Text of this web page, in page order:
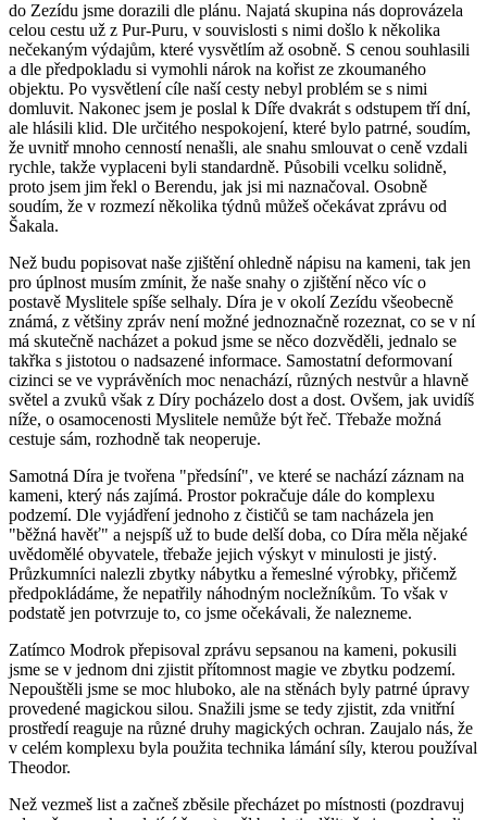
do Zezídu jsme dorazili dle plánu. Najatá skupina nás doprovázela
celou cestu už z Pur-Puru, v souvislosti s nimi došlo k několika
nečekaným výdajům, které vysvětlím až osobně. S cenou souhlasili
a dle předpokladu si vymohli nárok na kořist ze zkoumaného
objektu. Po vysvětlení cíle naší cesty nebyl problém se s nimi
domluvit. Nakonec jsem je poslal k Díře dvakrát s odstupem tří dní,
ale hlásili klid. Dle určitého nespokojení, které bylo patrné, soudím,
že uvnitř mnoho cenností nenašli, ale snahu smlouvat o ceně vzdali
rychle, takže vyplaceni byli standardně. Působili vcelku solidně,
proto jsem jim řekl o Berendu, jak jsi mi naznačoval. Osobně
soudím, že v rozmezí několika týdnů můžeš očekávat zprávu od
Šakala.
Než budu popisovat naše zjištění ohledně nápisu na kameni, tak jen
pro úplnost musím zmínit, že naše snahy o zjištění něco víc o
postavě Myslitele spíše selhaly. Díra je v okolí Zezídu všeobecně
známá, z většiny zpráv není možné jednoznačně rozeznat, co se v ní
má skutečně nacházet a pokud jsme se něco dozvěděli, jednalo se
takřka s jistotou o nadsazené informace. Samostatní deformovaní
cizinci se ve vyprávěních moc nenachází, různých nestvůr a hlavně
světel a zvuků však z Díry pocházelo dost a dost. Ovšem, jak uvidíš
níže, o osamocenosti Myslitele nemůže být řeč. Třebaže možná
cestuje sám, rozhodně tak neoperuje.
Samotná Díra je tvořena "předsíní", ve které se nachází záznam na
kameni, který nás zajímá. Prostor pokračuje dále do komplexu
podzemí. Dle vyjádření jednoho z čističů se tam nacházela jen
"běžná havěť" a nejspíš už to bude delší doba, co Díra měla nějaké
uvědomělé obyvatele, třebaže jejich výskyt v minulosti je jistý.
Průzkumníci nalezli zbytky nábytku a řemeslné výrobky, přičemž
předpokládáme, že nepatřily náhodným nocležníkům. To však v
podstatě jen potvrzuje to, co jsme očekávali, že nalezneme.
Zatímco Modrok přepisoval zprávu sepsanou na kameni, pokusili
jsme se v jednom dni zjistit přítomnost magie ve zbytku podzemí.
Nepouštěli jsme se moc hluboko, ale na stěnách byly patrné úpravy
provedené magickou silou. Snažili jsme se tedy zjistit, zda vnitřní
prostředí reaguje na různé druhy magických ochran. Zaujalo nás, že
v celém komplexu byla použita technika lámání síly, kterou používal
Theodor.
Než vezmeš list a začneš zběsile přecházet po místnosti (pozdravuj